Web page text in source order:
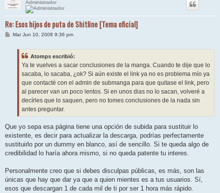
Administrador
Re: Esos hijos de puta de Shitline [Tema oficial]
MMar Jun 10, 2008 9:36 pm
Atomps escribió:
Ya te vuelves a sacar conclusiones de la manga. Cuando te dije que lo
sacaba, lo sacaba, ¿ok? Si aún existe el link ya no es problema mío ya
que contacté con el admin de submanga para que quitase el link, pero
al parecer van un poco lentos. Si en unos dias no lo sacan, volveré a
decírles que lo saquen, pero no tomes conclusiones de la nada sin
antes preguntar.
Que yo sepa esa página tiene una opción de subida para sustituir lo
existente, es decir para actualizar la descarga, podrías perfectamente
sustituirlo por un dummy en blanco, así de sencillo. Si te queda algo de
credibilidad lo haría ahora mismo, si no queda patente tu interes.
Personalmente creo que si debes disculpas públicas, es más, son las
únicas que hay que dar ya que a quien mientes es a tus usuarios. Sí,
esos que descargan 1 de cada mil de ti por ser 1 hora más rápido.